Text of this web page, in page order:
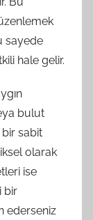
sayede
hale gelir.
bulut
bir sabit
olarak
ise
bir
ederseniz